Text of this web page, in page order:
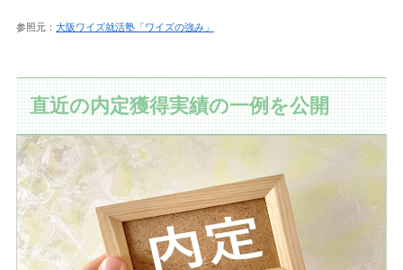
参照元： 大阪ワイズ就活塾「ワイズの強み」
直近の内定獲得実績の一例を公開